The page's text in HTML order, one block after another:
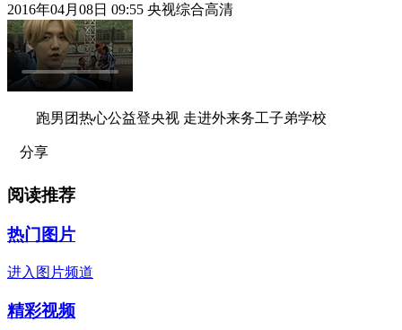
2016年04月08日 09:55 央视综合高清
跑男团热心公益登央视 走进外来务工子弟学校
分享
阅读推荐
热门图片
进入图片频道
精彩视频